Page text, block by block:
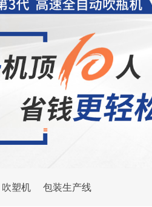
吹塑机 包装生产线